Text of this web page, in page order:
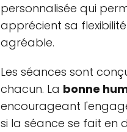
personnalisée qui
apprécient sa
agréable.
Les séances sont
chacun. La bonne
encourageant
si la séance se fait en